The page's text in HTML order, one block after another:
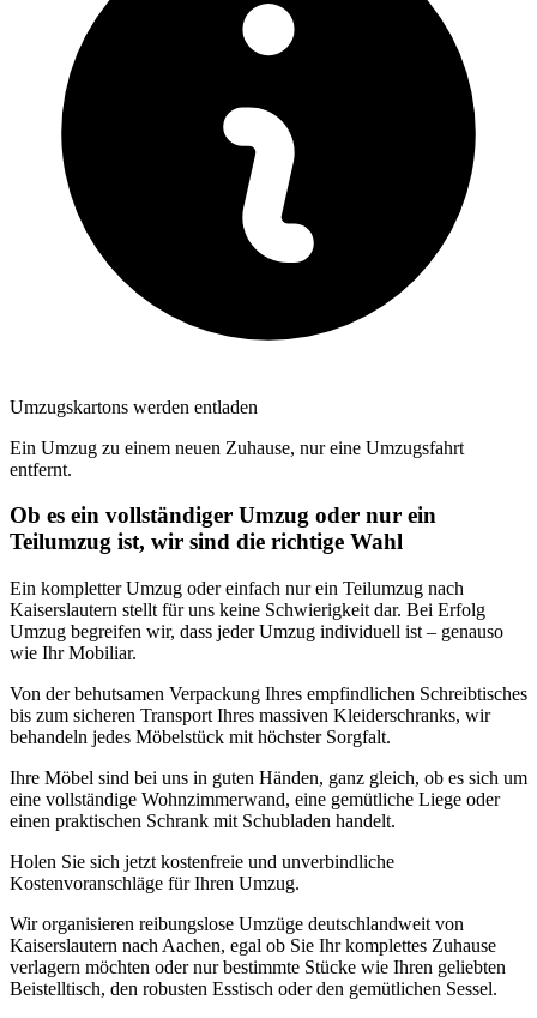
Umzugskartons werden entladen
Ein Umzug zu einem neuen Zuhause, nur eine Umzugsfahrt
entfernt.
Ob es ein vollständiger Umzug oder nur ein
Teilumzug ist, wir sind die richtige Wahl
Ein kompletter Umzug oder einfach nur ein Teilumzug nach
Kaiserslautern stellt für uns keine Schwierigkeit dar. Bei Erfolg
Umzug begreifen wir, dass jeder Umzug individuell ist – genauso
wie Ihr Mobiliar.
Von der behutsamen Verpackung Ihres empfindlichen Schreibtisches
bis zum sicheren Transport Ihres massiven Kleiderschranks, wir
behandeln jedes Möbelstück mit höchster Sorgfalt.
Ihre Möbel sind bei uns in guten Händen, ganz gleich, ob es sich um
eine vollständige Wohnzimmerwand, eine gemütliche Liege oder
einen praktischen Schrank mit Schubladen handelt.
Holen Sie sich jetzt kostenfreie und unverbindliche
Kostenvoranschläge für Ihren Umzug.
Wir organisieren reibungslose Umzüge deutschlandweit von
Kaiserslautern nach Aachen, egal ob Sie Ihr komplettes Zuhause
verlagern möchten oder nur bestimmte Stücke wie Ihren geliebten
Beistelltisch, den robusten Esstisch oder den gemütlichen Sessel.